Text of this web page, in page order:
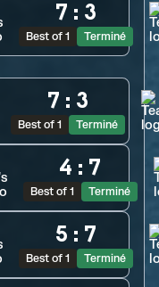
7 : 3
Best of 1 Terminé
7 : 3
Best of 1 Terminé
4 : 7
Best of 1 Terminé
5 : 7
Best of 1 Terminé